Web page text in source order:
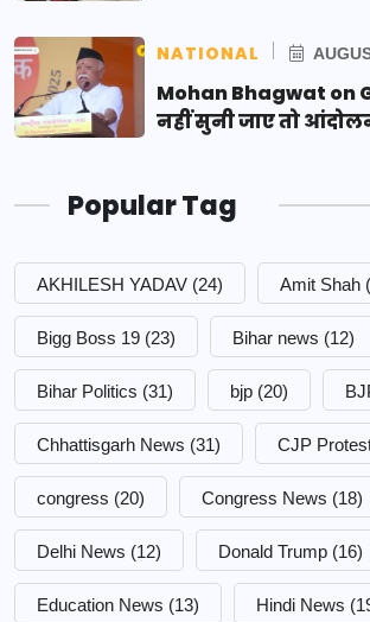
NATIONAL
Mohan Bhagwat on
नहीं सुनी जाए तो
Popular Tag
AKHILESH YADAV (24) Amit Shah
Bigg Boss 19 (23) Bihar news (12)
Bihar Politics (31) bjp (20)
Chhattisgarh News (31) CJP
congress (20) Congress News (18)
Delhi News (12) Donald Trump (16)
Education News (13) Hindi News